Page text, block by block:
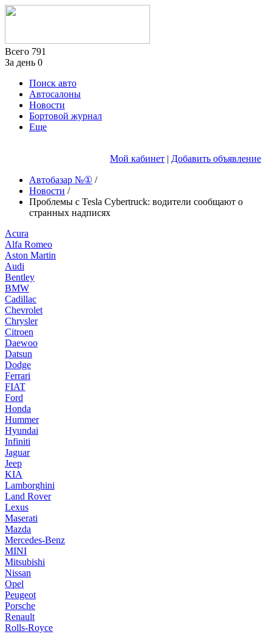
Всего 791
За день 0
Поиск авто
Автосалоны
Новости
Бортовой журнал
Еще
Мой кабинет | Добавить объявление
Автобазар №① /
Новости /
Проблемы с Tesla Cybertruck: водители сообщают о
странных надписях
Acura
Alfa Romeo
Aston Martin
Audi
Bentley
BMW
Cadillac
Chevrolet
Chrysler
Citroen
Daewoo
Datsun
Dodge
Ferrari
FIAT
Ford
Honda
Hummer
Hyundai
Infiniti
Jaguar
Jeep
KIA
Lamborghini
Land Rover
Lexus
Maserati
Mazda
Mercedes-Benz
MINI
Mitsubishi
Nissan
Opel
Peugeot
Porsche
Renault
Rolls-Royce